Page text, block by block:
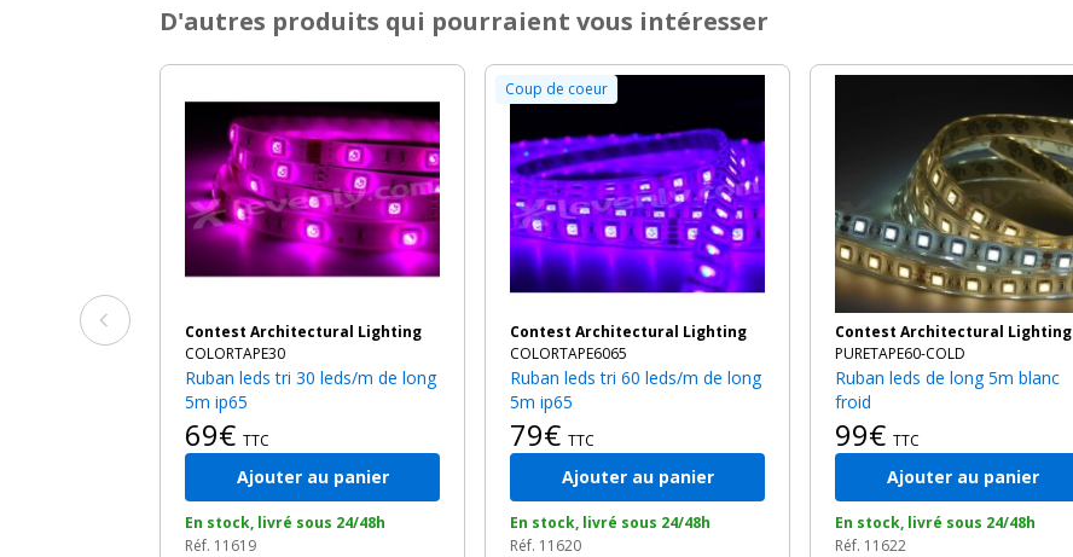
D'autres produits qui pourraient vous intéresser
Contest Architectural Lighting
COLORTAPE30
Ruban leds tri 30 leds/m de long
5m ip65
69€ TTC
Ajouter au panier
En stock, livré sous 24/48h
Réf. 11619
Coup de coeur
Contest Architectural Lighting
COLORTAPE6065
Ruban leds tri 60 leds/m de long
5m ip65
79€ TTC
Ajouter au panier
En stock, livré sous 24/48h
Réf. 11620
Contest Architectural Lighting
PURETAPE60-COLD
Ruban leds de long 5m blanc
froid
99€ TTC
Ajouter au panier
En stock, livré sous 24/48h
Réf. 11622